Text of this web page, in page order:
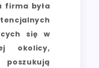
firma była
się w
okolicy,